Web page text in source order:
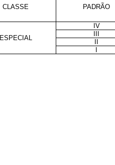
CLASSE PADRÃO
ESPECIAL
IV